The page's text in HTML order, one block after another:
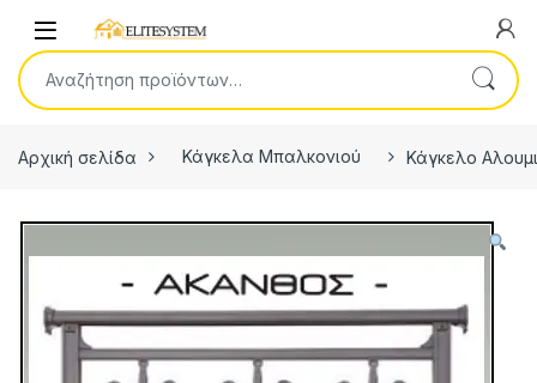
Open
Αναζήτηση για:
Αρχική σελίδα Κάγκελα Μπαλκονιού Κάγκελο